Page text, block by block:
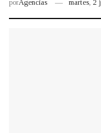
porAgencias martes, 2